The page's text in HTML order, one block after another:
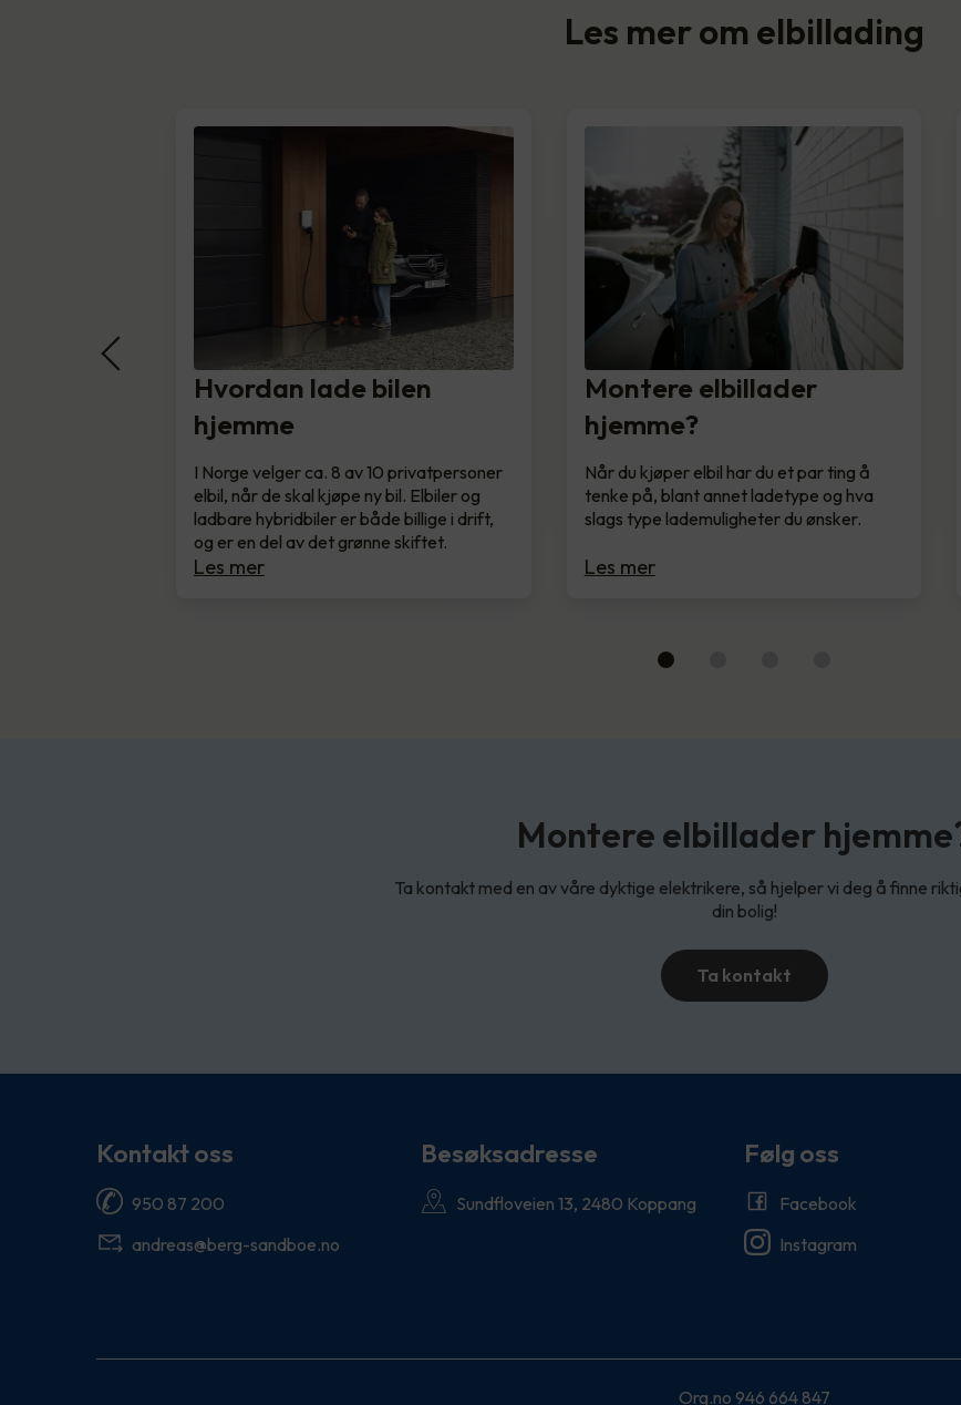
Les mer om elbillading
Hvordan lade bilen
hjemme
I Norge velger ca. 8 av 10 privatpersoner
elbil, når de skal kjøpe ny bil. Elbiler og
ladbare hybridbiler er både billige i drift,
og er en del av det grønne skiftet.
Les mer
Montere elbillader
hjemme?
Når du kjøper elbil har du et par ting å
tenke på, blant annet ladetype og hva
slags type lademuligheter du ønsker.
Les mer
Montere elbillader
Ta kontakt med en av våre dyktige elektrikere, så hjelper vi deg å finne
din bolig!
Ta kontakt
Kontakt oss
950 87 200
andreas@berg-sandboe.no
Besøksadresse
Sundfloveien 13, 2480 Koppang
Følg oss
Facebook
Instagram
Org.no 946 664 847